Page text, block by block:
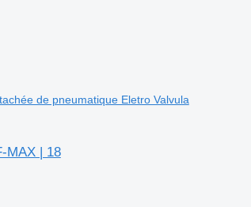
de pneumatique Eletro Valvula
MAX | 18